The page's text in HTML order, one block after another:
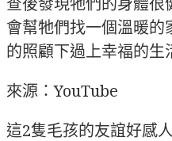
查後發現牠們的身體
會幫牠們找一個溫暖的
的照顧下過上幸福的生
來源：YouTube
這2隻毛孩的友誼好感